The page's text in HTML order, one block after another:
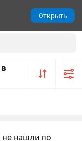
в
нашли по
Открыть